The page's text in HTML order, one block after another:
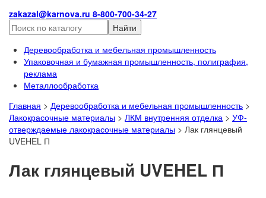
zakazal@karnova.ru 8-800-700-34-27
Найти
Деревообработка и мебельная промышленность
Упаковочная и бумажная промышленность, полиграфия,
реклама
Металлообработка
Главная > Деревообработка и мебельная промышленность >
Лакокрасочные материалы > ЛКМ внутренняя отделка > УФ-
отверждаемые лакокрасочные материалы > Лак глянцевый
UVEHEL П
Лак глянцевый UVEHEL П